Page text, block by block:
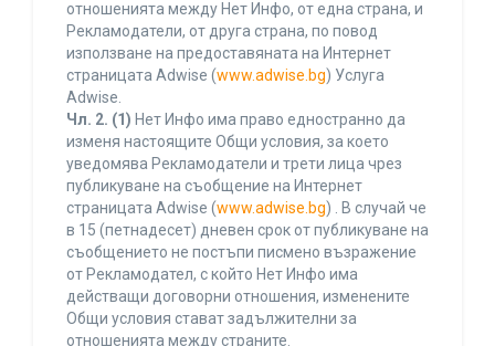
отношенията между Нет Инфо, от една страна, и
Рекламодатели, от друга страна, по повод
използване на предоставяната на Интернет
страницата Adwise (www.adwise.bg) Услуга
Adwise.
Чл. 2. (1) Нет Инфо има право едностранно да
изменя настоящите Общи условия, за което
уведомява Рекламодатели и трети лица чрез
публикуване на съобщение на Интернет
страницата Adwise (www.adwise.bg) . В случай че
в 15 (петнадесет) дневен срок от публикуване на
съобщението не постъпи писмено възражение
от Рекламодател, с който Нет Инфо има
действащи договорни отношения, изменените
Общи условия стават задължителни за
отношенията между страните.